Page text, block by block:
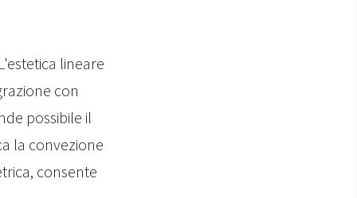
lineare
con
possibile il
la convezione
consente